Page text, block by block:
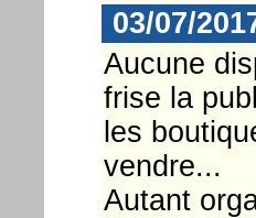
03/07/
Aucune
frise la
les
vendre...
Autant